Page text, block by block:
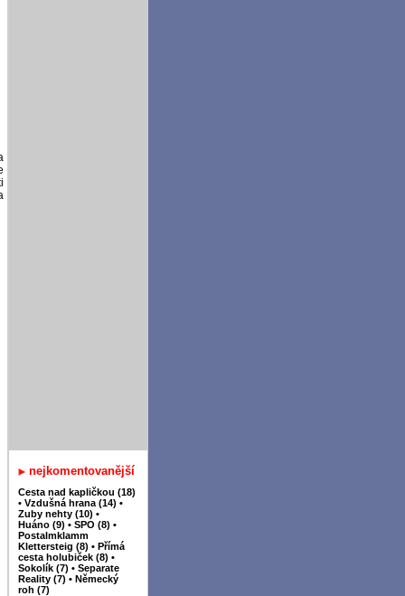
nejkomentovanější
Cesta nad kapličkou (18)
• Vzdušná hrana (14) •
Zuby nehty (10) •
Huáno (9) • SPO (8) •
Postalmklamm
Klettersteig (8) • Přímá
cesta holubiček (8) •
Sokolík (7) • Separate
Reality (7) • Německý
roh (7)